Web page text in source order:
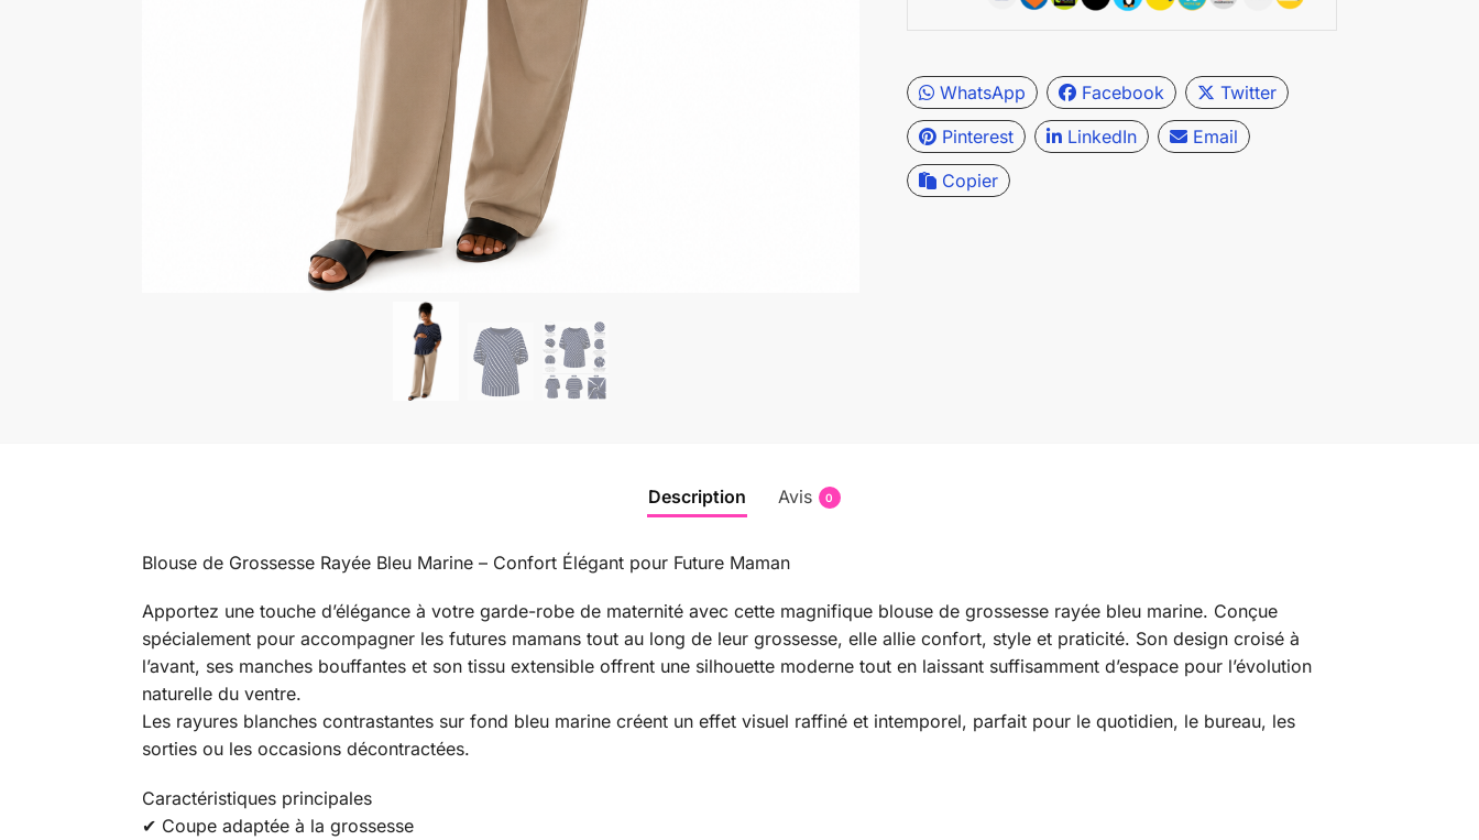
WhatsApp Facebook
Twitter
Pinterest
LinkedIn
Email
Copier
Description Avis 0
Blouse de Grossesse Rayée Bleu Marine – Confort Élégant pour Future Maman
Apportez une touche d’élégance à votre garde-robe de maternité avec cette magnifique blouse de grossesse rayée bleu marine. Conçue
spécialement pour accompagner les futures mamans tout au long de leur grossesse, elle allie confort, style et praticité. Son design croisé à
l’avant, ses manches bouffantes et son tissu extensible offrent une silhouette moderne tout en laissant suffisamment d’espace pour l’évolution
naturelle du ventre.
Les rayures blanches contrastantes sur fond bleu marine créent un effet visuel raffiné et intemporel, parfait pour le quotidien, le bureau, les
sorties ou les occasions décontractées.
Caractéristiques principales
✔ Coupe adaptée à la grossesse